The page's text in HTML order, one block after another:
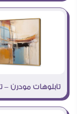
تابلوهات مودرن –